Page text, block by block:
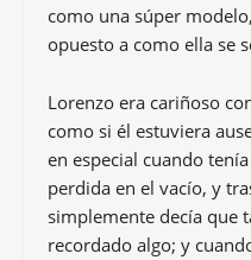
como una súper
opuesto a como ella se
Lorenzo era cariñoso
como si él estuviera
en especial cuando
perdida en el vacío, y
simplemente decía que
recordado algo; y